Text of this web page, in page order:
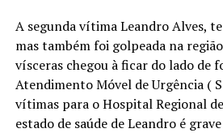
A segunda vítima Leandro Alves,
mas também foi golpeada na
vísceras chegou à ficar do lado de
Atendimento Móvel de Urgência (
vítimas para o Hospital Regional
estado de saúde de Leandro é